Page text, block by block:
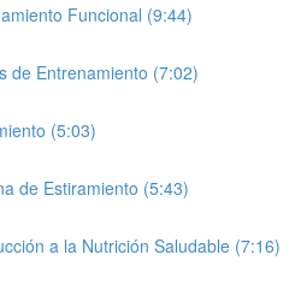
Funcional (9:44)
de Entrenamiento (7:02)
(5:03)
de Estiramiento (5:43)
a la Nutrición Saludable (7:16)